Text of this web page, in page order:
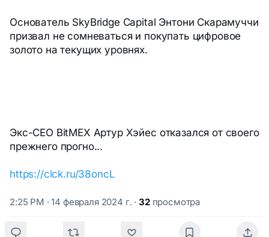
Основатель SkyBridge Capital Энтони Скарамуччи
призвал не сомневаться и покупать цифровое
золото на текущих уровнях.
Экс-CEO BitMEX Артур Хэйес отказался от своего
прежнего прогно...
https://clck.ru/38oncL
2:25 PM · 14 февраля 2024 г. ·32просмотра